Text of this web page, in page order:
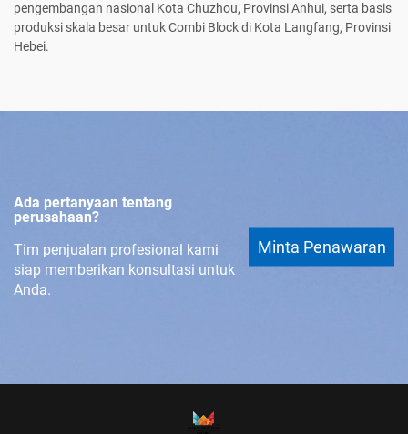
pengembangan nasional Kota Chuzhou, Provinsi Anhui, serta basis
produksi skala besar untuk Combi Block di Kota Langfang, Provinsi
Hebei.
Ada pertanyaan tentang
perusahaan?
Tim penjualan profesional kami
siap memberikan konsultasi untuk
Anda.
Minta Penawaran